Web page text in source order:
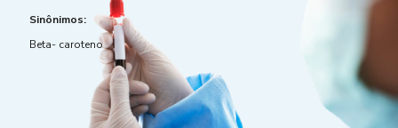
Sinônimos:
Beta- caroteno